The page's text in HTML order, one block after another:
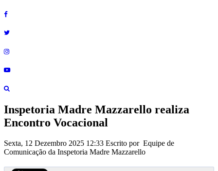
Inspetoria Madre Mazzarello realiza
Encontro Vocacional
Sexta, 12 Dezembro 2025 12:33 Escrito por Equipe de
Comunicação da Inspetoria Madre Mazzarello